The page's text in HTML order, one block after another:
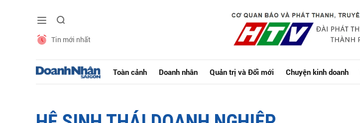
Tin mới nhất
Toàn cảnh Doanh nhân Quản trị và Đổi mới Chuyện kinh doanh